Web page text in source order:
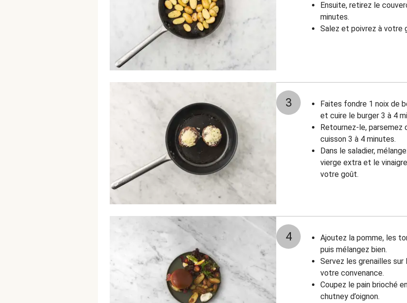
Ensuite, retirez le
minutes.
Salez et poivrez à votre
3
Faites fondre 1 noix de
et cuire le burger 3 à 4
Retournez-le, parsemez
cuisson 3 à 4 minutes.
Dans le saladier,
vierge extra et le
votre goût.
4
Ajoutez la pomme, les
puis mélangez bien.
Servez les grenailles
votre convenance.
Coupez le pain brioché
chutney d’oignon.